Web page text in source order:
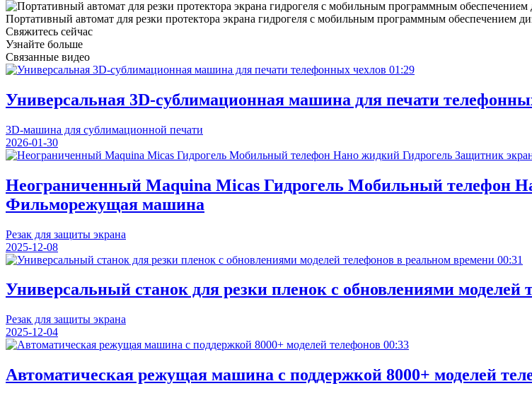
Портативный автомат для резки протектора экрана гидрогеля с мобильным программным обеспечением
Свяжитесь сейчас
Узнайте больше
Связанные видео
01:29
Универсальная 3D-сублимационная машина для печати
3D-машина для сублимационной печати
2026-01-30
Неограниченный Maquina Micas Гидрогель Мобильный телефон
Фильморежущая машина
Резак для защиты экрана
2025-12-08
00:31
Универсальный станок для резки пленок с обновлениями моделей
Резак для защиты экрана
2025-12-04
00:33
Автоматическая режущая машина с поддержкой 8000+ моделей